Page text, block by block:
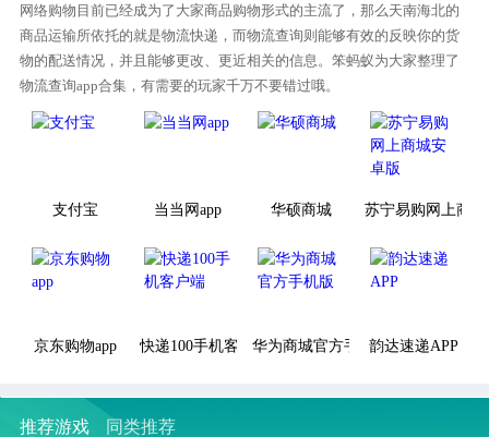
网络购物目前已经成为了大家商品购物形式的主流了，那么天南海北的
商品运输所依托的就是物流快递，而物流查询则能够有效的反映你的货
物的配送情况，并且能够更改、更近相关的信息。笨蚂蚁为大家整理了
物流查询app合集，有需要的玩家千万不要错过哦。
支付宝 当当网app 华硕商城 苏宁易购网上商
京东购物app 快递100手机客户端华为商城官方手机版韵达速递APP
推荐游戏 同类推荐